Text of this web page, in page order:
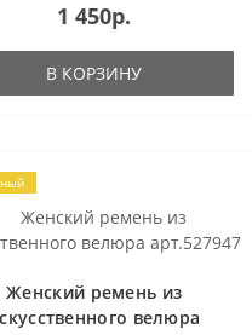
1 450р.
В КОРЗИНУ
Женский ремень из
велюра